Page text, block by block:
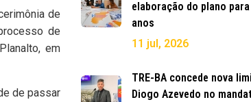
de
de
em
de passar
elaboração do plano
anos
11 jul, 2026
TRE-BA concede nova
Diogo Azevedo no